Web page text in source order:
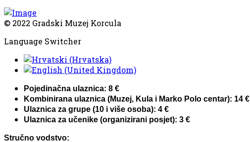
© 2022 Gradski Muzej Korcula
Language Switcher
Pojedinačna ulaznica: 8 €
Kombinirana ulaznica (Muzej, Kula i Marko Polo centar): 14 €
Ulaznica za grupe (10 i više osoba): 4 €
Ulaznica za učenike (organizirani posjet): 3 €
Stručno vodstvo: